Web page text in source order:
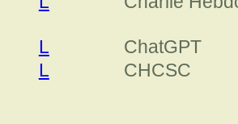
L
ChatGPT
L
CHCSC